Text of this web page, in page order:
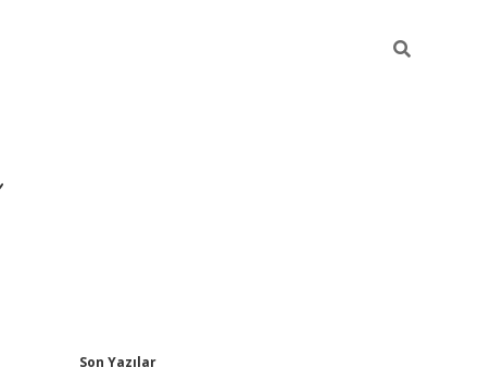
Son Yazılar